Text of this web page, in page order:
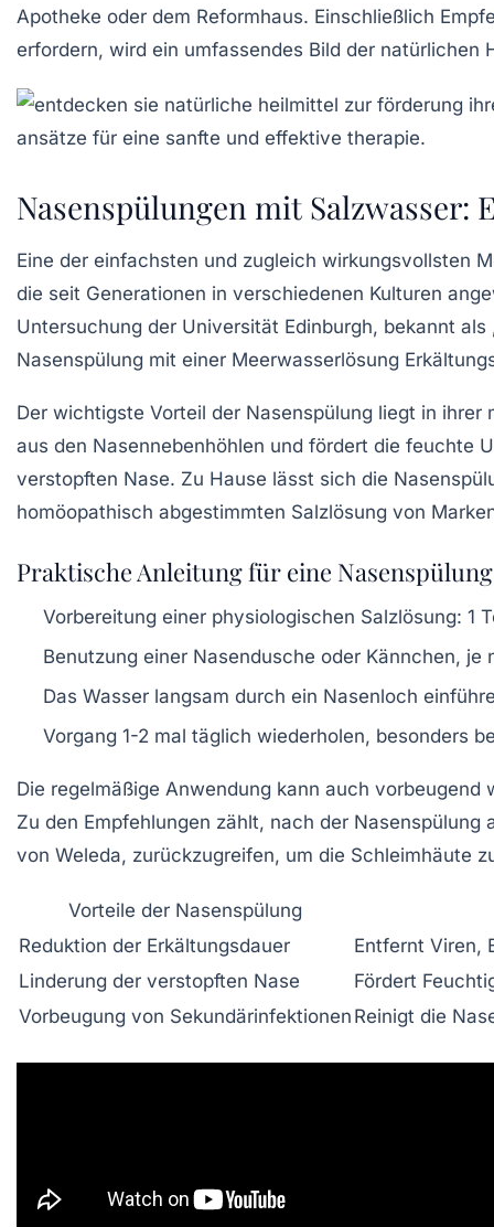
Apotheke oder dem Reformhaus. Einschließlich
erfordern, wird ein umfassendes Bild der natürlichen
Nasenspülungen mit
Eine der einfachsten und zugleich wirkungsvollsten
die seit Generationen in verschiedenen Kulturen
Untersuchung der Universität Edinburgh, bekannt
Nasenspülung mit einer Meerwasserlösung
Der wichtigste Vorteil der Nasenspülung liegt in
aus den Nasennebenhöhlen und fördert die feuchte
verstopften Nase. Zu Hause lässt sich die
homöopathisch abgestimmten Salzlösung von
Praktische Anleitung für eine
Vorbereitung einer physiologischen Salzlösung: 1
Benutzung einer Nasendusche oder Kännchen, je
Das Wasser langsam durch ein Nasenloch
Vorgang 1-2 mal täglich wiederholen, besonders
Die regelmäßige Anwendung kann auch
Zu den Empfehlungen zählt, nach der
von Weleda, zurückzugreifen, um die Schleimhäute
Vorteile der Nasenspülung
Reduktion der Erkältungsdauer
Entfernt Viren,
Linderung der verstopften Nase
Fördert
Vorbeugung von Sekundärinfektionen Reinigt die